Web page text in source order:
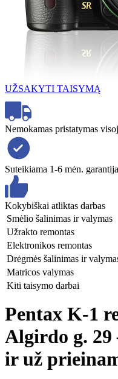
UŽSAKYTI TAISYMĄ
Nemokamas pristatymas
Suteikiama 1-6 mėn. garantija
Kokybiškai atliktas darbas
Smėlio šalinimas ir valymas
Užrakto remontas
Elektronikos remontas
Drėgmės šalinimas ir
Matricos valymas
Kiti taisymo darbai
Pentax K-1
Algirdo g. 29
ir už